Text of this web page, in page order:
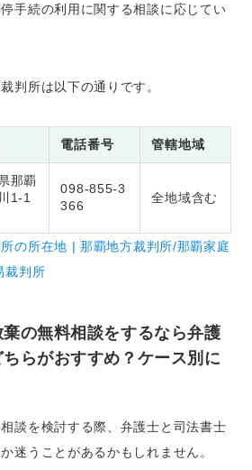
手続の利用に関する相談に応じてい
判所は以下の通りです。
電話番号 管轄地域
那覇
1-1
098-855-3
366
全地域含む
の所在地 | 那覇地方裁判所/那覇家庭
裁判所
の無料相談をするなら弁護
らがおすすめ？ケース別に
談を検討する際、弁護士と司法書士
迷うことがあるかもしれません。